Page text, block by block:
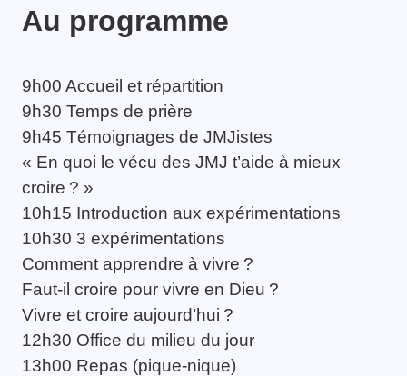
Au programme
9h00 Accueil et répartition
9h30 Temps de prière
9h45 Témoignages de JMJistes
« En quoi le vécu des JMJ t’aide à mieux
croire ? »
10h15 Introduction aux expérimentations
10h30 3 expérimentations
Comment apprendre à vivre ?
Faut-il croire pour vivre en Dieu ?
Vivre et croire aujourd’hui ?
12h30 Office du milieu du jour
13h00 Repas (pique-nique)